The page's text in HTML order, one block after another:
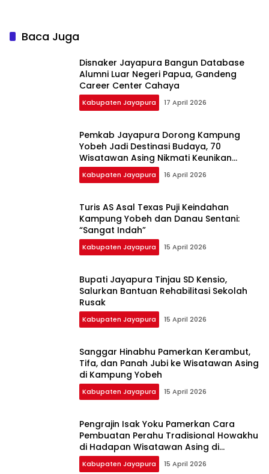
Baca Juga
Disnaker Jayapura Bangun Database
Alumni Luar Negeri Papua, Gandeng
Career Center Cahaya
Kabupaten Jayapura 17 April 2026
Pemkab Jayapura Dorong Kampung
Yobeh Jadi Destinasi Budaya, 70
Wisatawan Asing Nikmati Keunikan
Sentani
Kabupaten Jayapura 16 April 2026
Turis AS Asal Texas Puji Keindahan
Kampung Yobeh dan Danau Sentani:
“Sangat Indah”
Kabupaten Jayapura 15 April 2026
Bupati Jayapura Tinjau SD Kensio,
Salurkan Bantuan Rehabilitasi Sekolah
Rusak
Kabupaten Jayapura 15 April 2026
Sanggar Hinabhu Pamerkan Kerambut,
Tifa, dan Panah Jubi ke Wisatawan Asing
di Kampung Yobeh
Kabupaten Jayapura 15 April 2026
Pengrajin Isak Yoku Pamerkan Cara
Pembuatan Perahu Tradisional Howakhu
di Hadapan Wisatawan Asing di
Kampung Yobeh
Kabupaten Jayapura 15 April 2026